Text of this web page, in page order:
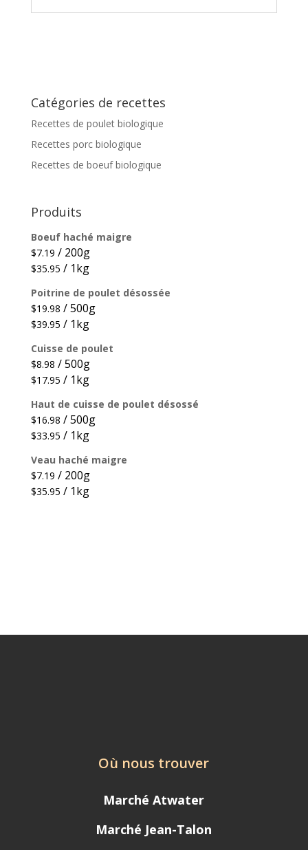
Catégories de recettes
Recettes de poulet biologique
Recettes porc biologique
Recettes de boeuf biologique
Produits
Boeuf haché maigre
$7.19 / 200g
$35.95 / 1kg
Poitrine de poulet désossée
$19.98 / 500g
$39.95 / 1kg
Cuisse de poulet
$8.98 / 500g
$17.95 / 1kg
Haut de cuisse de poulet désossé
$16.98 / 500g
$33.95 / 1kg
Veau haché maigre
$7.19 / 200g
$35.95 / 1kg
Où nous trouver
Marché Atwater
Marché Jean-Talon